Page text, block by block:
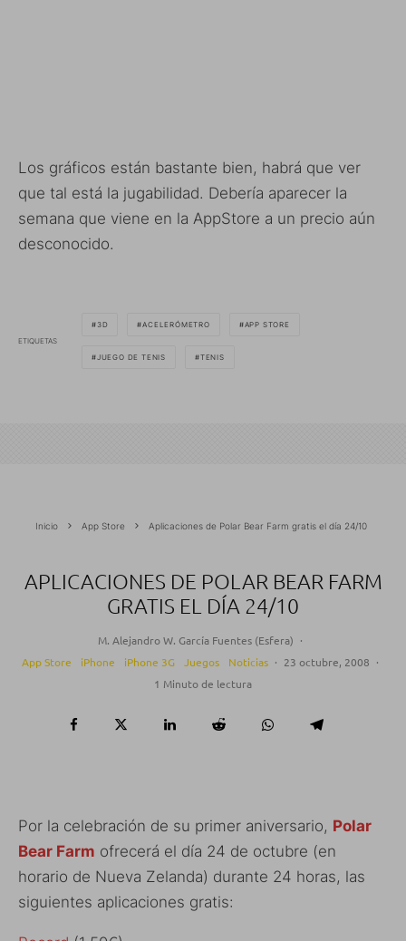
Los gráficos están bastante bien, habrá que ver
que tal está la jugabilidad. Debería aparecer la
semana que viene en la AppStore a un precio aún
desconocido.
ETIQUETAS
3D ACELERÓMETRO APP STORE
JUEGO DE TENIS TENIS
Inicio App Store Aplicaciones de Polar Bear Farm gratis el día 24/10
APLICACIONES DE POLAR BEAR FARM
GRATIS EL DÍA 24/10
M. Alejandro W. García Fuentes (Esfera) ·
App Store
iPhone iPhone 3G Juegos Noticias · 23 octubre, 2008 ·
1 Minuto de lectura
Por la celebración de su primer aniversario, Polar
Bear Farm ofrecerá el día 24 de octubre (en
horario de Nueva Zelanda) durante 24 horas, las
siguientes aplicaciones gratis: